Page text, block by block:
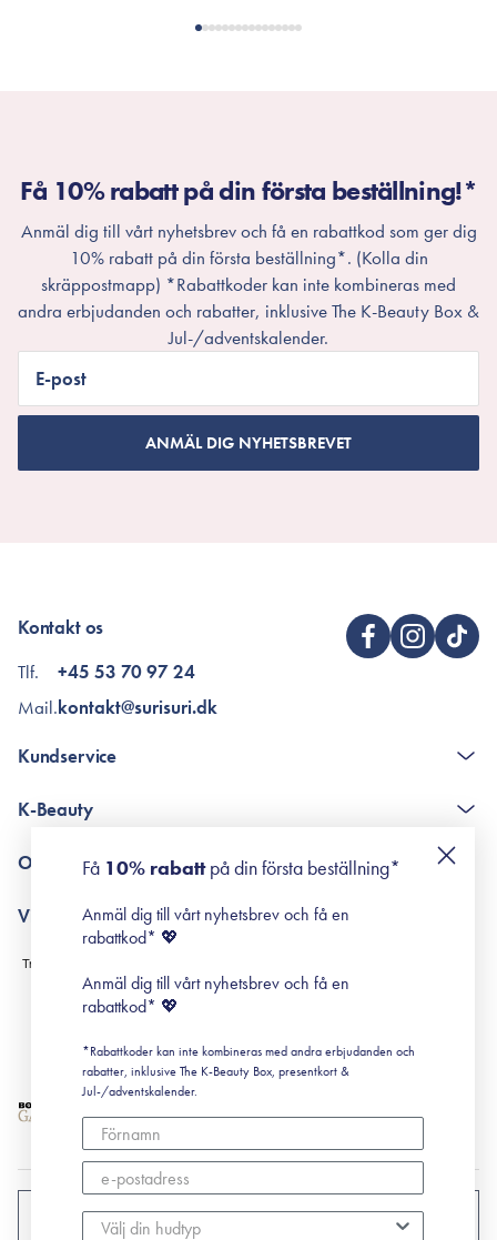
Få 10% rabatt på din första beställning!*
Anmäl dig till vårt nyhetsbrev och få en rabattkod som ger dig
10% rabatt på din första beställning*. (Kolla din
skräppostmapp) *Rabattkoder kan inte kombineras med
andra erbjudanden och rabatter, inklusive The K-Beauty Box &
Jul-/adventskalender.
E-post
ANMÄL DIG NYHETSBREVET
Kontakt os
Tlf.
Mail.
+45 53 70 97 24
kontakt@surisuri.dk
Kundservice
Poängshop - frågor och svar
K-Beauty
Retinol för nybörjare
Om Surisuri
Black Friday
Villkor
Leverans & Retur
Köpvillkor
Prenumerationsvillkor
Cookiepolicy
SVERIGE
Få 10% rabattpå din första beställning*
Anmäl dig till vårt nyhetsbrev och få en
rabattkod* 💖
Anmäl dig till vårt nyhetsbrev och få en
rabattkod* 💖
*Rabattkoder kan inte kombineras med andra erbjudanden och
rabatter, inklusive The K-Beauty Box, presentkort &
Jul-/adventskalender.